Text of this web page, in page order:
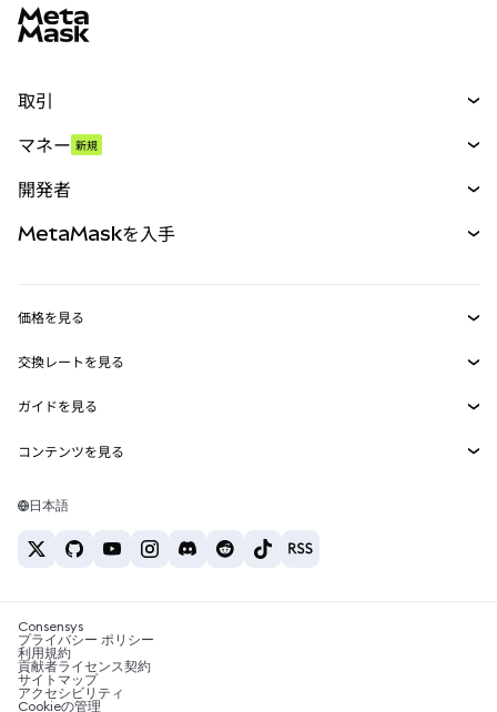
取引
パーペチュアル
RWA
マネー 新規
開発者
MetaMask Connect
Snaps
Web3サービス
MetaMaskを入手
セキュリティ
サポート
キャリア
お問い合わせ
価格を見る
イーサリアムの価格
Solanaの価格
Tetherの価格
交換レートを見る
ETH→USD
USDT→INR
BTC→INR
ETH→USDT
ガイドを見る
ETHの購入
USDTの購入
SHIBの購入
BNBの購入
コンテンツを見る
Solanaウォレット
税制関連ニュース
暗号資産の購入方法は？
ビットコインを売るには？
日本語
Consensys
プライバシー ポリシー
利用規約
貢献者ライセンス契約
サイトマップ
アクセシビリティ
Cookieの管理